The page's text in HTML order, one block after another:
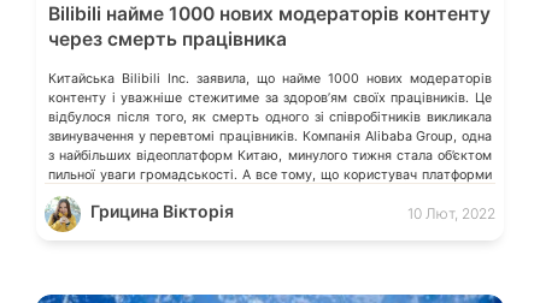
Bilibili найме 1000 нових модераторів контенту
через смерть працівника
Китайська Bilibili Inc. заявила, що найме 1000 нових модераторів
контенту і уважніше стежитиме за здоров’ям своїх працівників. Це
відбулося після того, як смерть одного зі співробітників викликала
звинувачення у перевтомі працівників. Компанія Alibaba Group, одна
з найбільших відеоплатформ Китаю, минулого тижня стала об’єктом
пильної уваги громадськості. А все тому, що користувач платформи
мікроблогів Weibo заявив, […]
Грицина Вікторія 10 Лют, 2022